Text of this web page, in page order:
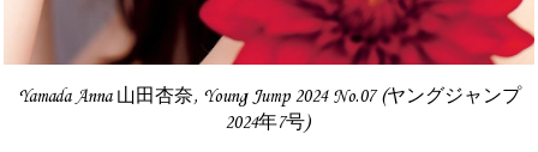
Yamada Anna 山田杏奈, Young Jump 2024 No.07 (ヤングジャンプ
2024年7号)